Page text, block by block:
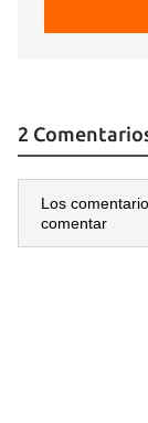
Para poder
iniciar
2
Los
comentar